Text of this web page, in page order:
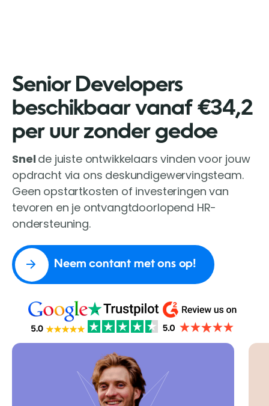
Senior Developers
beschikbaar vanaf €34,2
per uur zonder gedoe
Snel de juiste ontwikkelaars vinden voor jouw
opdracht via ons deskundigewervingsteam.
Geen opstartkosten of investeringen van
tevoren en je ontvangtdoorlopend HR-
ondersteuning.
Neem contant met ons op!